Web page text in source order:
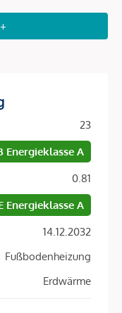
Minuten zur U4
und in nur 20
ist die
und eine
langfristige
fürs
Stadtquartier in
für ökologisches
23
Energieklasse A
0.81
Energieklasse A
14.12.2032
Fußbodenheizung
Erdwärme